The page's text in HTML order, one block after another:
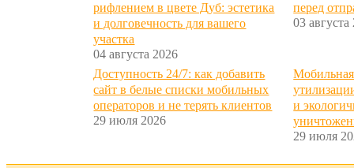
рифлением в цвете Дуб: эстетика
и долговечность для вашего
участка
04 августа 2026
перед
03 августа
Доступность 24/7: как добавить
сайт в белые списки мобильных
операторов и не терять клиентов
29 июля 2026
Мобильная
и
29 июля